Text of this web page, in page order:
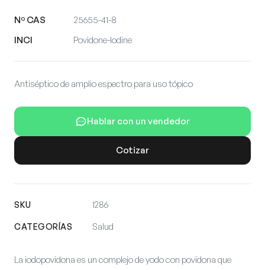
Nº CAS
25655-41-8
INCI
Povidone-Iodine
Antiséptico de amplio espectro para uso tópico
Hablar con un vendedor
Cotizar
SKU 1286
CATEGORÍAS Salud
La iodopovidona es un complejo de yodo con povidona que